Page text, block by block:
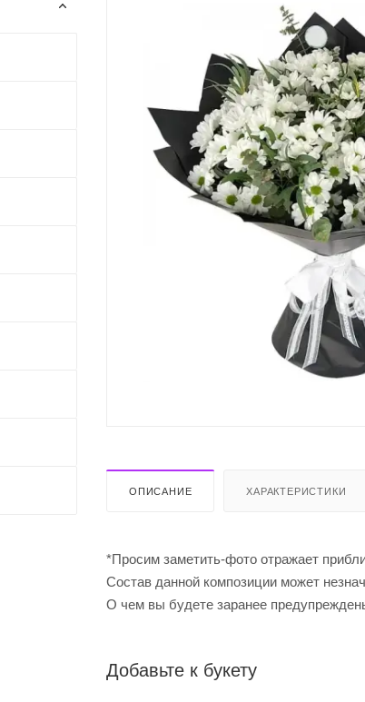
ОПИСАНИЕ ХАРАКТЕРИСТИКИ
*Просим заметить-фото отражает
Cостав данной композиции может
О чем вы будете заранее
Добавьте к букету